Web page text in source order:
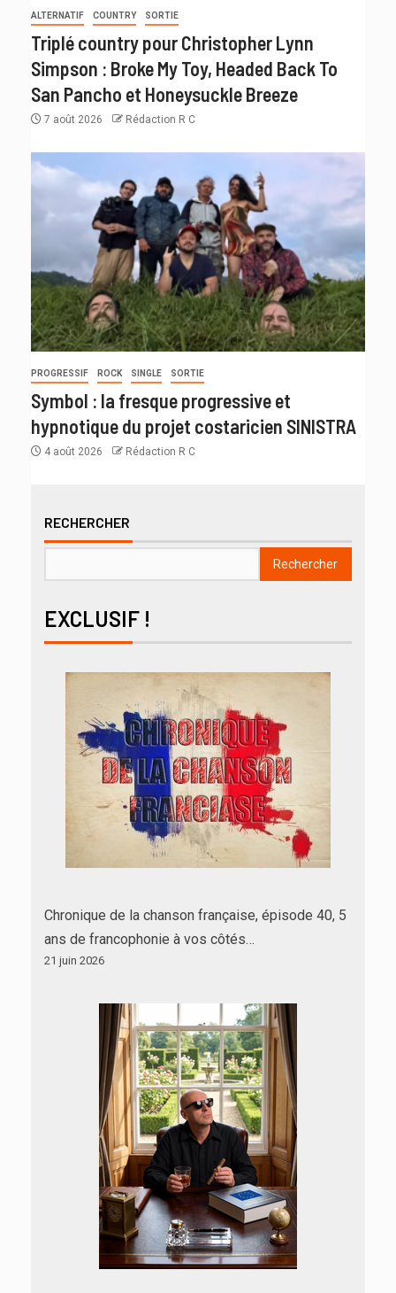
ALTERNATIF COUNTRY SORTIE
Triplé country pour Christopher Lynn
Simpson : Broke My Toy, Headed Back To
San Pancho et Honeysuckle Breeze
7 août 2026 Rédaction R C
PROGRESSIF ROCK SINGLE SORTIE
Symbol : la fresque progressive et
hypnotique du projet costaricien SINISTRA
4 août 2026 Rédaction R C
RECHERCHER
Rechercher
EXCLUSIF !
Chronique de la chanson française, épisode 40, 5
ans de francophonie à vos côtés…
21 juin 2026